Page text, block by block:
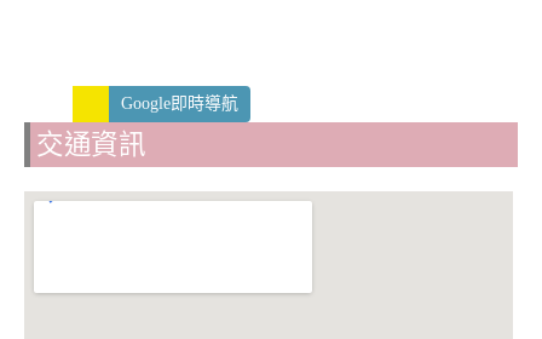
Google即時導航
交通資訊